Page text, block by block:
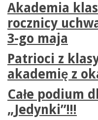
Akademia
rocznicy
3-go maja
Patrioci z
akademię z
Całe podium
„Jedynki”!!!